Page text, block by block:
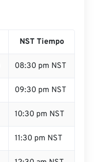
NST Tiempo
08:30 pm NST
09:30 pm NST
10:30 pm NST
11:30 pm NST